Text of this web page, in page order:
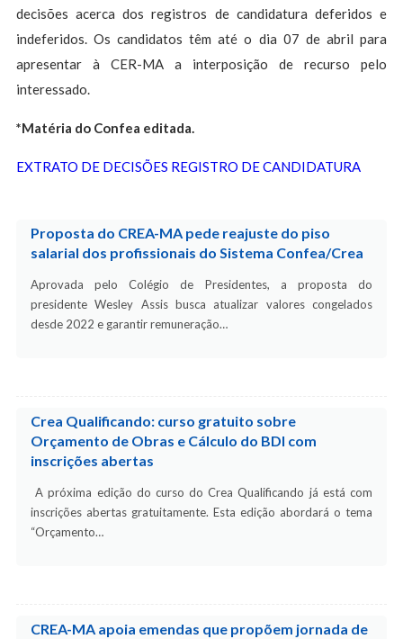
decisões acerca dos registros de candidatura deferidos e
indeferidos. Os candidatos têm até o dia 07 de abril para
apresentar à CER-MA a interposição de recurso pelo
interessado.
*Matéria do Confea editada.
EXTRATO DE DECISÕES REGISTRO DE CANDIDATURA
Proposta do CREA-MA pede reajuste do piso
salarial dos profissionais do Sistema Confea/Crea
Aprovada pelo Colégio de Presidentes, a proposta do
presidente Wesley Assis busca atualizar valores congelados
desde 2022 e garantir remuneração…
Crea Qualificando: curso gratuito sobre
Orçamento de Obras e Cálculo do BDI com
inscrições abertas
A próxima edição do curso do Crea Qualificando já está com
inscrições abertas gratuitamente. Esta edição abordará o tema
“Orçamento…
CREA-MA apoia emendas que propõem jornada de